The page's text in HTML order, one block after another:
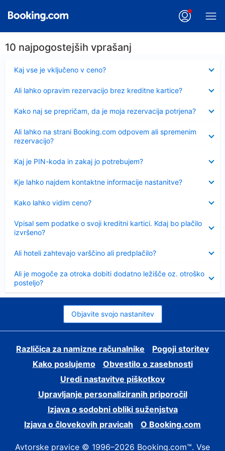
10 najpogostejših vprašanj
Kaj vse je vključeno v ceno?
Ali lahko opravim rezervacijo brez kreditne kartice?
Kako naj se prepričam, da je moja rezervacija potrjena?
Ali lahko na strani Booking.com odpovem ali spremenim
rezervacijo?
Kaj je PIN-koda in zakaj jo potrebujem?
Kje lahko najdem kontaktne informacije nastanitve?
Kako lahko vidim ceno?
Vpisal sem podatke o svoji kreditni kartici. Kdaj bo plačilo
izvršeno?
Ali hoteli zahtevajo varščino ali predplačilo?
Ali je mogoče za otroka dobiti dodatno ležišče oz. otroško
posteljo?
Objavite svojo nastanitev
Različica za namizne računalnike
Pogoji storitev
Kako poslujemo
Obvestilo o zasebnosti
Uredi nastavitve piškotkov
Upravljanje personaliziranih priporočil
Izjava o sodobni obliki suženjstva
Izjava o človekovih pravicah
O Booking.com
Avtorske pravice © 1996–2026 Booking.com™. Vse